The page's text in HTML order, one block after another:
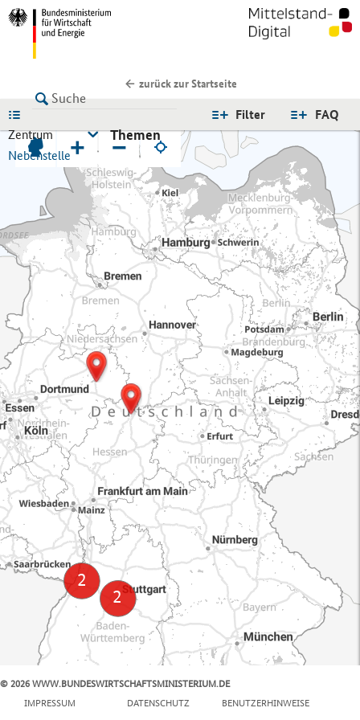
zurück zur Startseite
FAQ
Filter
Zentrum
Nebenstelle
Themen
+ −
© 2026 WWW.BUNDESWIRTSCHAFTSMINISTERIUM.DE
IMPRESSUM
DATENSCHUTZ BENUTZERHINWEISE